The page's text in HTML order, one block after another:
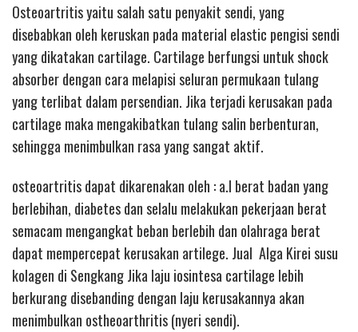
Osteoartritis yaitu salah satu penyakit sendi, yang
disebabkan oleh keruskan pada material elastic pengisi sendi
yang dikatakan cartilage. Cartilage berfungsi untuk shock
absorber dengan cara melapisi seluran permukaan tulang
yang terlibat dalam persendian. Jika terjadi kerusakan pada
cartilage maka mengakibatkan tulang salin berbenturan,
sehingga menimbulkan rasa yang sangat aktif.
osteoartritis dapat dikarenakan oleh : a.l berat badan yang
berlebihan, diabetes dan selalu melakukan pekerjaan berat
semacam mengangkat beban berlebih dan olahraga berat
dapat mempercepat kerusakan artilege. Jual Alga Kirei susu
kolagen di Sengkang Jika laju iosintesa cartilage lebih
berkurang disebanding dengan laju kerusakannya akan
menimbulkan ostheoarthritis (nyeri sendi).